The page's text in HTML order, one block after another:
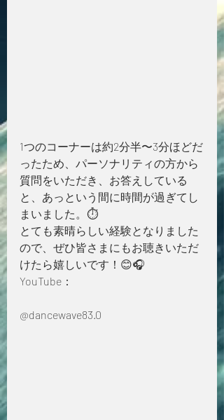
1つのコーナーは約2分半〜3分ほどだ
ったため、パーソナリティの方から
質問をいただき、お答えしている
と、あっという間に時間が過ぎてし
まいました。⏱️
とても素晴らしい経験となりました
ので、ぜひ皆さまにもお聴きいただ
けたら嬉しいです！😊🎧
YouTube：
@dancewave83.0